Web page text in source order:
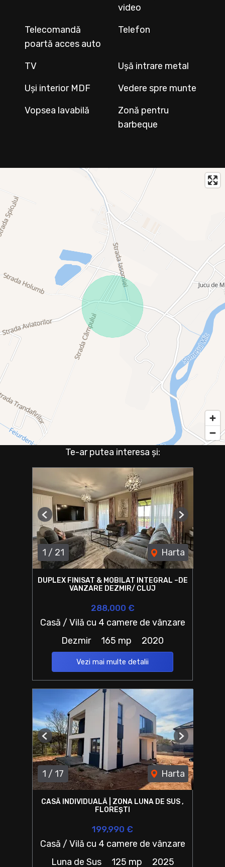
video
Telecomandă
poartă acces auto
Telefon
TV
Ușă intrare metal
Uși interior MDF
Vedere spre munte
Vopsea lavabilă
Zonă pentru
barbeque
Te-ar putea interesa și:
1 / 21 Harta
Previous Next
DUPLEX FINISAT & MOBILAT INTEGRAL –DE
VANZARE DEZMIR/ CLUJ
288,000 €
Casă / Vilă cu 4 camere de vânzare
Dezmir
165 mp 2020
Vezi mai multe detalii
1 / 17 Harta
Previous Next
CASĂ INDIVIDUALĂ | ZONA LUNA DE SUS ,
FLOREȘTI
199,990 €
Casă / Vilă cu 4 camere de vânzare
Luna de Sus
125 mp 2025